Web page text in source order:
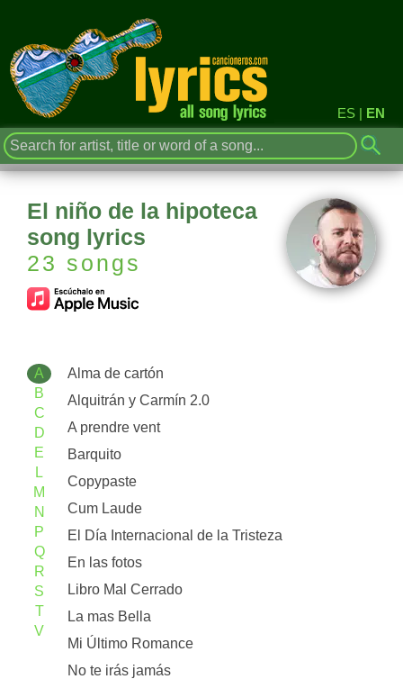
ES | EN
El niño de la hipoteca
song lyrics
23 songs
A
B
C
D
E
L
M
N
P
Q
R
S
T
V
Alma de cartón
Alquitrán y Carmín 2.0
A prendre vent
Barquito
Copypaste
Cum Laude
El Día Internacional de la Tristeza
En las fotos
Libro Mal Cerrado
La mas Bella
Mi Último Romance
No te irás jamás